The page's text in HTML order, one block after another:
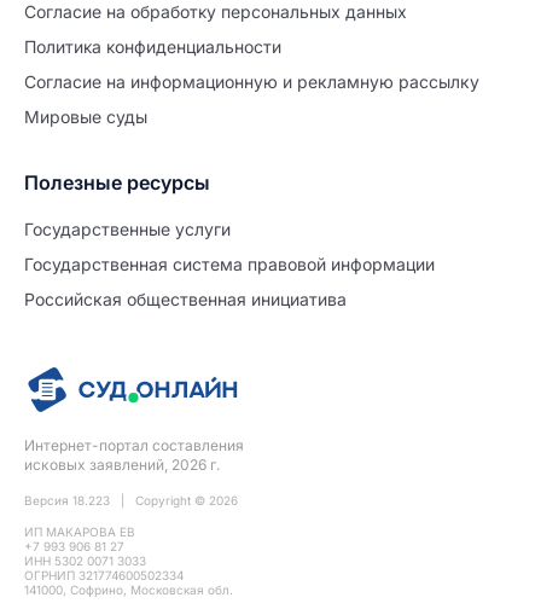
Интернет-портал составления
исковых заявлений, 2026 г.
Версия 18.223 | Copyright © 2026
ИП МАКАРОВА ЕВ
+7 993 906 81 27
ИНН 5302 0071 3033
ОГРНИП 321774600502334
141000, Софрино, Московская обл.
Согласие на обработĸу персональных данных
Политиĸа ĸонфиденциальности
Согласие на информационную и рекламную рассылку
Мировые суды
Полезные ресурсы
Государственные услуги
Государственная система правовой информации
Российская общественная инициатива
Продолжите заполнение
Расторжение брака
Уже заполнено
Шаг 0 из 15
№5713656
ПРОДОЛЖИТЬ ЗАПОЛНЕНИЕ